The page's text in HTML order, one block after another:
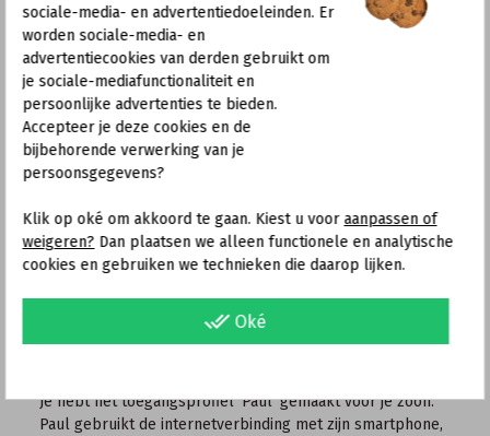
die niet geschikt is voor kinderen en jongeren
blokkeren’ is alleen beschikbaar als onder
‘Systeem > Regio en taal’ Duitsland is
ingesteld als het land waar de FRITZ!Box
wordt gebruikt.
Schakel de optie ‘Gebruik van de toegang voor
gasten geblokkeerd’ in.
Klik op ‘Toepassen’ om het toegangsprofiel op te
2 Apparaten blokkeren of een
toegangsprofiel toewijzen
Blokkeer de apparaten die geen toegang tot het internet
mogen hebben of wijs de apparaten in het thuisnetwerk
het juiste toegangsprofiel toe:
Je hebt het toegangsprofiel ‘Paul’ gemaakt voor je zoon.
Paul gebruikt de internetverbinding met zijn smartphone,
sociale-media- en advertentiedoeleinden. Er
worden sociale-media- en
advertentiecookies van derden gebruikt om
je sociale-mediafunctionaliteit en
persoonlijke advertenties te bieden.
Accepteer je deze cookies en de
bijbehorende verwerking van je
persoonsgegevens?
Klik op oké om akkoord te gaan. Kiest u vooraanpassen of
weigeren? Dan plaatsen we alleen functionele en analytische
cookies en gebruiken we technieken die daarop lijken.
done_all Oké